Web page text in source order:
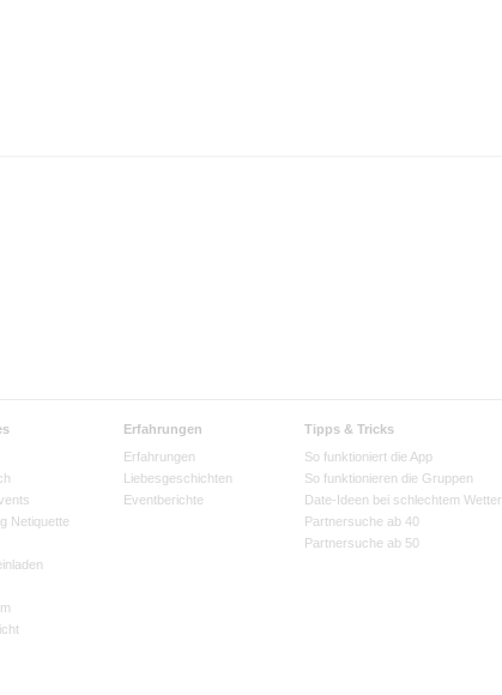
Netiquette
Erfahrungen
Erfahrungen
Liebesgeschichten
Eventberichte
Tipps & Tricks
So funktioniert die App
So funktionieren die Gruppen
Date-Ideen bei schlechtem Wetter
Partnersuche ab 40
Partnersuche ab 50